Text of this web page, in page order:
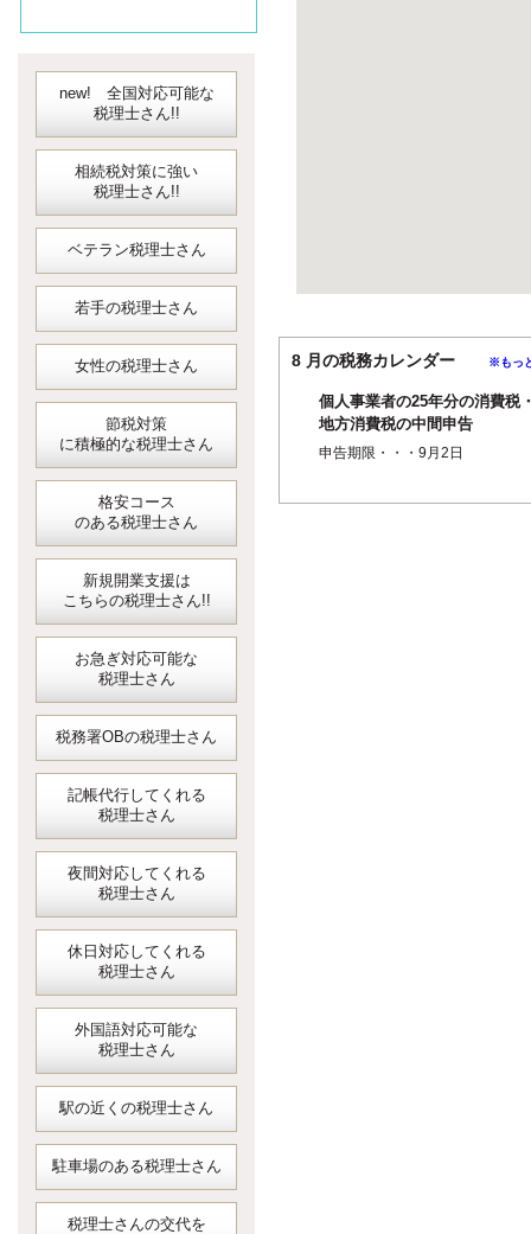
new! 全国対応可能な
税理士さん!!
相続税対策に強い
税理士さん!!
ベテラン税理士さん
若手の税理士さん
女性の税理士さん
節税対策
に積極的な税理士さん
格安コース
のある税理士さん
新規開業支援は
こちらの税理士さん!!
お急ぎ対応可能な
税理士さん
税務署OBの税理士さん
記帳代行してくれる
税理士さん
夜間対応してくれる
税理士さん
休日対応してくれる
税理士さん
外国語対応可能な
税理士さん
駅の近くの税理士さん
駐車場のある税理士さん
税理士さんの交代を
8 月の税務カレンダー ※もっ
個人事業者の25年分の消費税
地方消費税の中間申告
申告期限・・・9月2日